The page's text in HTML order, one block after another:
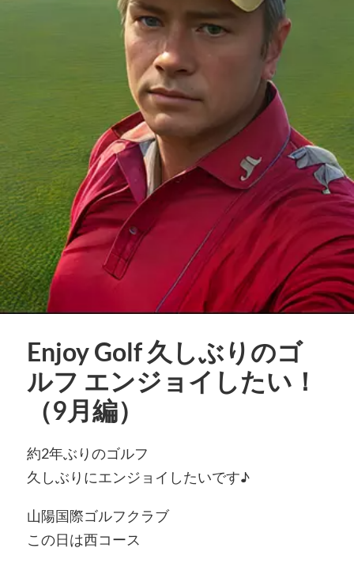
Enjoy Golf 久しぶりのゴ
ルフ エンジョイしたい！
（9月編）
約2年ぶりのゴルフ
久しぶりにエンジョイしたいです♪
山陽国際ゴルフクラブ
この日は西コース